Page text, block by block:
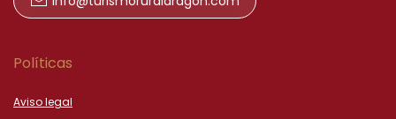
Políticas
Aviso legal